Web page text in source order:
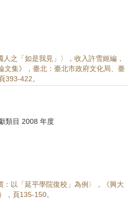
人之「如是我見」〉，收入許雪姬編，
文集》，臺北：臺北市政府文化局、臺
393-422。
類目 2008 年度
：以「延平學院復校」為例〉，《興大
，頁135-150。